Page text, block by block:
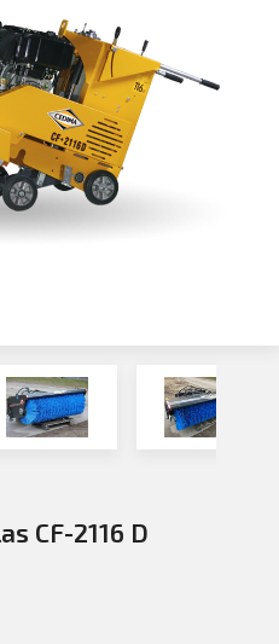
CF-2116 D